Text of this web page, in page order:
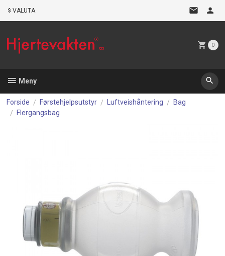
VALUTA
0
Meny
Forside Førstehjelpsutstyr Luftveishåntering
Bag
Flergangsbag